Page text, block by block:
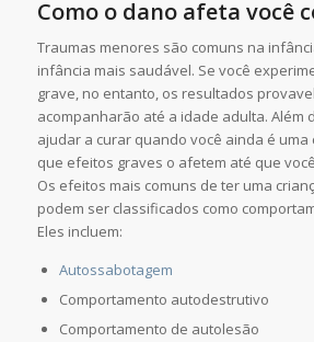
Como o dano afeta você
Traumas menores são comuns na
infância mais saudável. Se você
grave, no entanto, os resultados
acompanharão até a idade adulta. Além
ajudar a curar quando você ainda é uma
que efeitos graves o afetem até que
Os efeitos mais comuns de ter uma
podem ser classificados como
Eles incluem:
Autossabotagem
Comportamento autodestrutivo
Comportamento de autolesão